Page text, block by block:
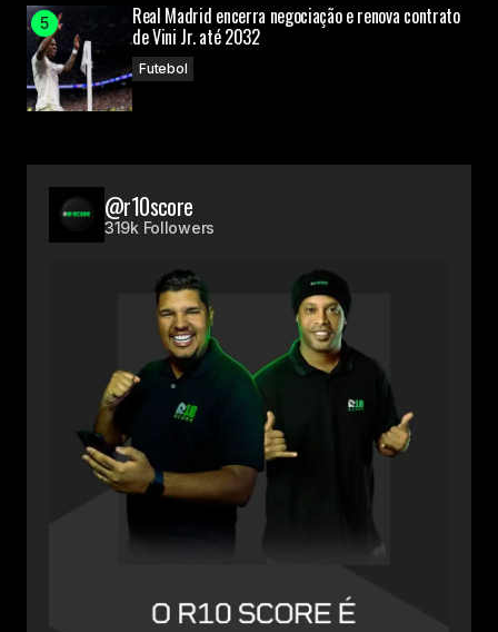
Real Madrid encerra negociação e renova contrato
de Vini Jr. até 2032
Futebol
@r10score
319k Followers